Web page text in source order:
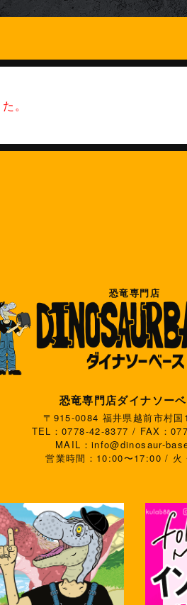
。
恐竜専門店
恐竜専門店ダイナソー
〒915-0084 福井県越前市村国
TEL：0778-42-8377 / FAX：
MAIL：info@dinosaur-
営業時間：10:00〜17:00 / 火